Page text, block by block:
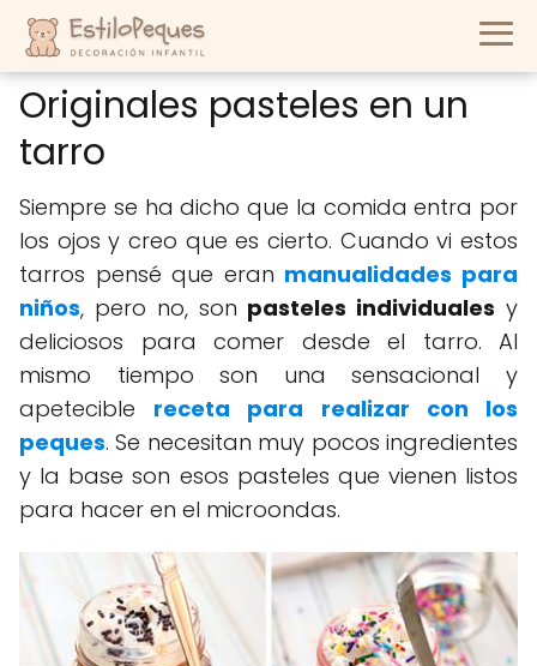
Originales pasteles en un
tarro
Siempre se ha dicho que la comida entra por
los ojos y creo que es cierto. Cuando vi estos
tarros pensé que eran manualidades para
niños, pero no, son pasteles individuales y
deliciosos para comer desde el tarro. Al
mismo tiempo son una sensacional y
apetecible receta para realizar con los
peques. Se necesitan muy pocos ingredientes
y la base son esos pasteles que vienen listos
para hacer en el microondas.